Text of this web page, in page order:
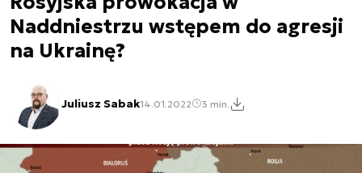
Naddniestrzu wstępem do agresji
na Ukrainę?
Juliusz Sabak14.01.2022 3 min.